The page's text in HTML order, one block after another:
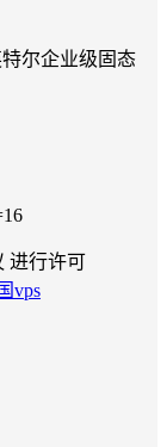
特尔企业级固态
进行许可
vps